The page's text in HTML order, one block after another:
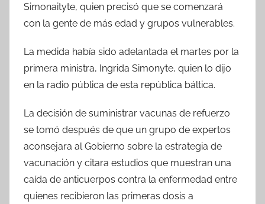
Simonaityte, quien precisó que se comenzará
con la gente de más edad y grupos vulnerables.
La medida había sido adelantada el martes por la
primera ministra, Ingrida Simonyte, quien lo dijo
en la radio pública de esta república báltica.
La decisión de suministrar vacunas de refuerzo
se tomó después de que un grupo de expertos
aconsejara al Gobierno sobre la estrategia de
vacunación y citara estudios que muestran una
caída de anticuerpos contra la enfermedad entre
quienes recibieron las primeras dosis a